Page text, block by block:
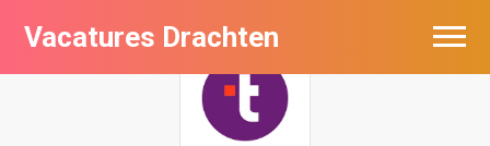
Vacatures Drachten
Vacatures per bedrijf in Drachten
De populairste vacatures in Drachten